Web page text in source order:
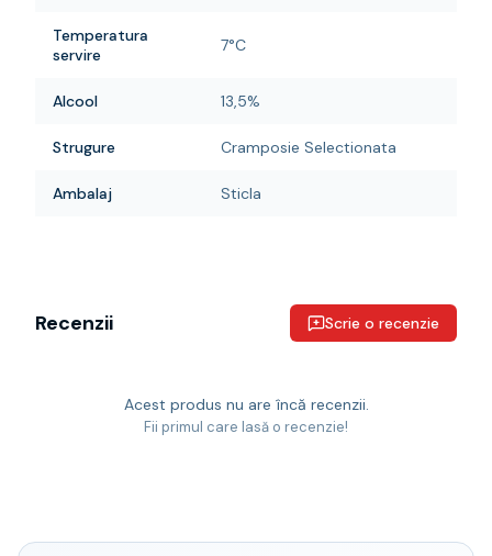
Temperatura
servire
7°C
Alcool 13,5%
Strugure Cramposie Selectionata
Ambalaj Sticla
Recenzii Scrie o recenzie
Acest produs nu are încă recenzii.
Fii primul care lasă o recenzie!